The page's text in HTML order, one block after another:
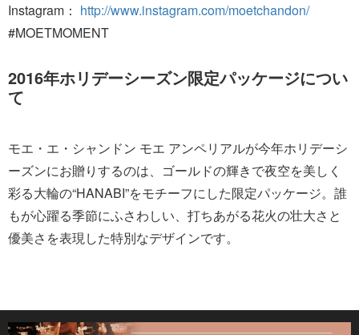
Instagram： http://www.instagram.com/moetchandon/
#MOETMOMENT
2016年ホリデーシーズン限定パッケージについ
て
モエ・エ・シャンドン モエ アンペリアルが今年ホリデーシ
ーズンにお贈りするのは、ゴールドの輝きで夜空を美しく
彩る大輪の“HANABI”をモチーフにした限定パッケージ。誰
もが心躍る季節にふさわしい、打ちあがる花火の壮大さと
優美さを表現した特別なデザインです。